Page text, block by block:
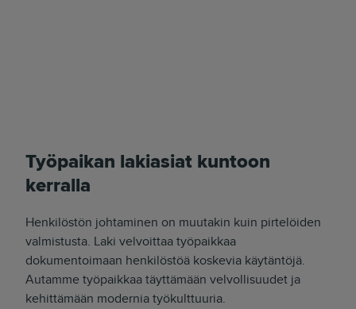
Työpaikan lakiasiat kuntoon
kerralla
Henkilöstön johtaminen on muutakin kuin pirtelöiden
valmistusta. Laki velvoittaa työpaikkaa
dokumentoimaan henkilöstöä koskevia käytäntöjä.
Autamme työpaikkaa täyttämään velvollisuudet ja
kehittämään modernia työkulttuuria.